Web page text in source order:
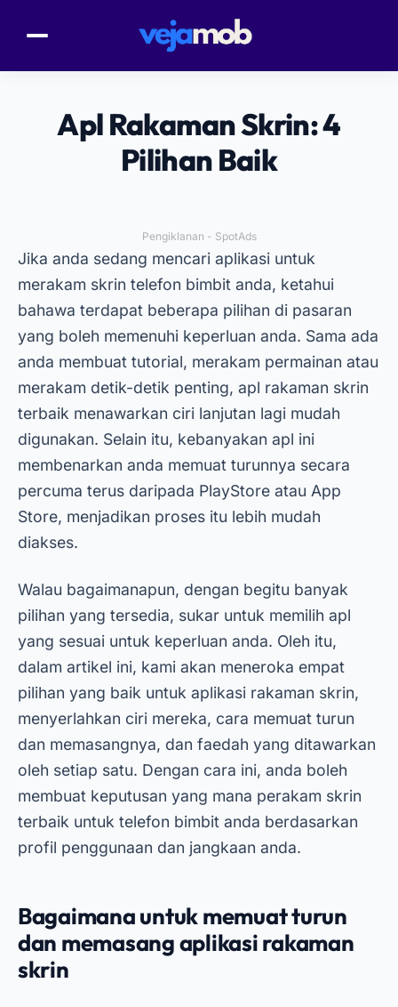
Apl Rakaman Skrin: 4
Pilihan Baik
Pengiklanan - SpotAds
Jika anda sedang mencari aplikasi untuk
merakam skrin telefon bimbit anda, ketahui
bahawa terdapat beberapa pilihan di pasaran
yang boleh memenuhi keperluan anda. Sama ada
anda membuat tutorial, merakam permainan atau
merakam detik-detik penting, apl rakaman skrin
terbaik menawarkan ciri lanjutan lagi mudah
digunakan. Selain itu, kebanyakan apl ini
membenarkan anda memuat turunnya secara
percuma terus daripada PlayStore atau App
Store, menjadikan proses itu lebih mudah
diakses.
Walau bagaimanapun, dengan begitu banyak
pilihan yang tersedia, sukar untuk memilih apl
yang sesuai untuk keperluan anda. Oleh itu,
dalam artikel ini, kami akan meneroka empat
pilihan yang baik untuk aplikasi rakaman skrin,
menyerlahkan ciri mereka, cara memuat turun
dan memasangnya, dan faedah yang ditawarkan
oleh setiap satu. Dengan cara ini, anda boleh
membuat keputusan yang mana perakam skrin
terbaik untuk telefon bimbit anda berdasarkan
profil penggunaan dan jangkaan anda.
Bagaimana untuk memuat turun
dan memasang aplikasi rakaman
skrin